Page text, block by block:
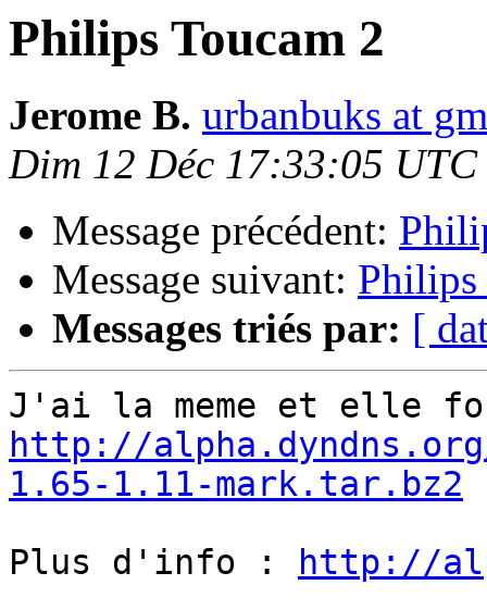
Philips Toucam 2
Jerome B. urbanbuks at
Dim 12 Déc 17:33:05 UTC
Message précédent:
Message suivant: Philips
Messages triés par: [
http://
1.65-1.11-mark.tar.bz2
Plus d'info :
http://